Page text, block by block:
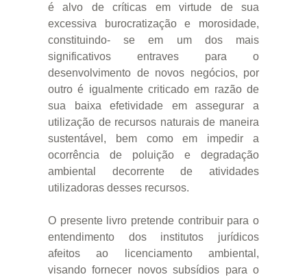
é alvo de críticas em virtude de sua
excessiva burocratização e morosidade,
constituindo- se em um dos mais
significativos entraves para o
desenvolvimento de novos negócios, por
outro é igualmente criticado em razão de
sua baixa efetividade em assegurar a
utilização de recursos naturais de maneira
sustentável, bem como em impedir a
ocorrência de poluição e degradação
ambiental decorrente de atividades
utilizadoras desses recursos.
O presente livro pretende contribuir para o
entendimento dos institutos jurídicos
afeitos ao licenciamento ambiental,
visando fornecer novos subsídios para o